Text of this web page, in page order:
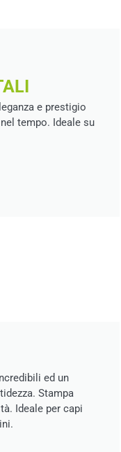
e prestigio
tempo. Ideale su
ed un
Stampa
Ideale per capi